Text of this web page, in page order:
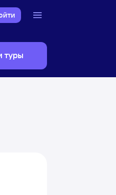
туры